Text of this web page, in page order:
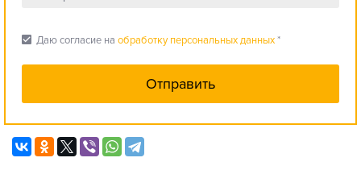
check_box Даю согласие на обработку персональных данных*